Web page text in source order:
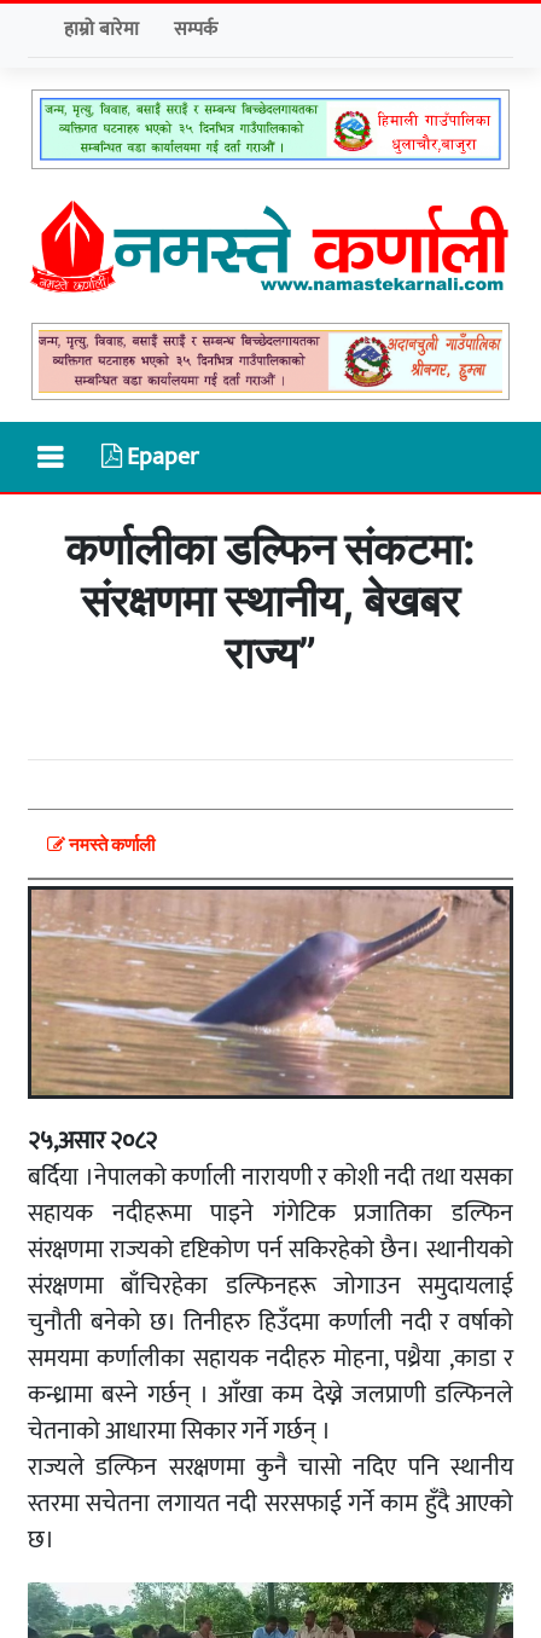
हाम्रो बारेमा सम्पर्क
Epaper
कर्णालीका डल्फिन संकटमा:
संरक्षणमा स्थानीय, बेखबर
राज्य”
नमस्ते कर्णाली
२५,असार २०८२
बर्दिया ।नेपालको कर्णाली नारायणी र कोशी नदी तथा यसका
सहायक नदीहरूमा पाइने गंगेटिक प्रजातिका डल्फिन
संरक्षणमा राज्यको दृष्टिकोण पर्न सकिरहेको छैन। स्थानीयको
संरक्षणमा बाँचिरहेका डल्फिनहरू जोगाउन समुदायलाई
चुनौती बनेको छ। तिनीहरु हिउँदमा कर्णाली नदी र वर्षाको
समयमा कर्णालीका सहायक नदीहरु मोहना, पथ्रैया ,काडा र
कन्ध्रामा बस्ने गर्छन् । आँखा कम देख्ने जलप्राणी डल्फिनले
चेतनाको आधारमा सिकार गर्ने गर्छन् ।
राज्यले डल्फिन सरक्षणमा कुनै चासो नदिए पनि स्थानीय
स्तरमा सचेतना लगायत नदी सरसफाई गर्ने काम हुँदै आएको
छ।